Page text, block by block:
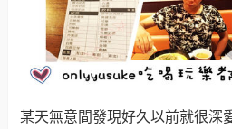
某天無意間發現好久以前就很深